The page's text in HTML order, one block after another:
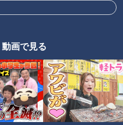
動画で見る